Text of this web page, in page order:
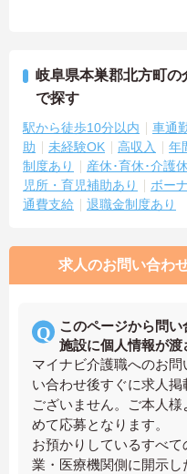
岐阜県本巣郡北方町
で探す
駅から徒歩10分以内 車通
助
未経験OK 高収入 年
制度あり
産休･育休･介護
児所・育児補助あり
ボー
通費支給
退職金制度あり
求人のお問い合わ
このページから問
施設に個人情報が渡
マイナビ介護職へのお
い合わせ後すぐに求人
ございません。ご本人
めて応募となります。
お預かりしているすべ
業・医療機関側に開示